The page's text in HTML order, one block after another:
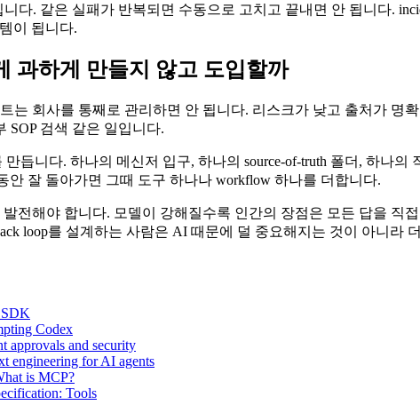
니다. 같은 실패가 반복되면 수동으로 고치고 끝내면 안 됩니다.
이 됩니다.
과하게 만들지 않고 도입할까
는 회사를 통째로 관리하면 안 됩니다. 리스크가 낮고 출처가 명
SOP 검색 같은 일입니다.
듭니다. 하나의 메신저 입구, 하나의 source-of-truth 폴더, 하나
안 잘 돌아가면 그때 도구 하나나 workflow 하나를 더합니다.
전해야 합니다. 모델이 강해질수록 인간의 장점은 모든 답을
loop를 설계하는 사람은 AI 때문에 덜 중요해지는 것이 아니라
Codex
approvals and security
engineering for AI agents
is MCP?
Tools